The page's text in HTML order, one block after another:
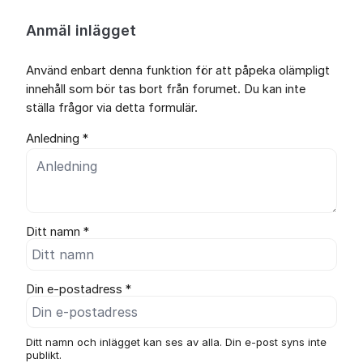
Anmäl inlägget
Använd enbart denna funktion för att påpeka olämpligt
innehåll som bör tas bort från forumet. Du kan inte
ställa frågor via detta formulär.
Anledning *
Ditt namn *
Din e-postadress *
Ditt namn och inlägget kan ses av alla. Din e-post syns inte
publikt.